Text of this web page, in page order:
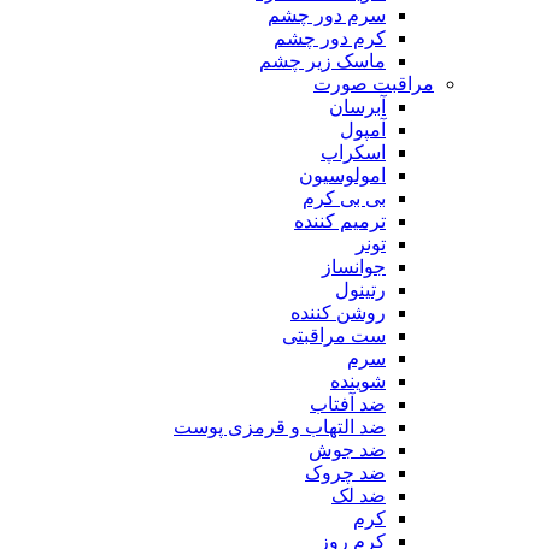
سرم دور چشم
کرم دور چشم
ماسک زیر چشم
مراقبت صورت
آبرسان
آمپول
اسکراپ
امولوسیون
بی بی کرم
ترمیم کننده
تونر
جوانساز
رتینول
روشن کننده
ست مراقبتی
سرم
شوینده
ضد آفتاب
ضد التهاب و قرمزی پوست
‌ضد جوش
ضد چروک
ضد لک
کرم
کرم روز